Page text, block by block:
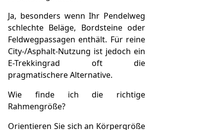
Ja, besonders wenn Ihr Pendelweg
schlechte Beläge, Bordsteine oder
Feldwegpassagen enthält. Für reine
City-/Asphalt-Nutzung ist jedoch ein
E-Trekkingrad oft die
pragmatischere Alternative.
Wie finde ich die richtige
Rahmengröße?
Orientieren Sie sich an Körpergröße